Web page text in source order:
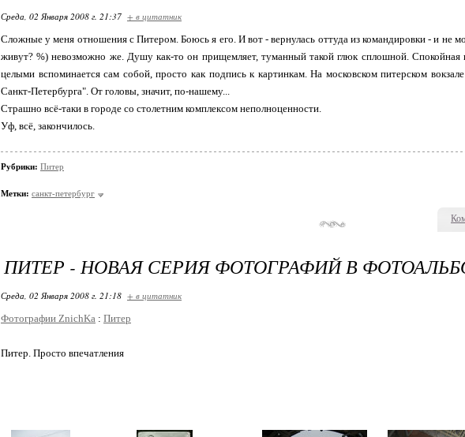
Среда, 02 Января 2008 г. 21:37 + в цитатник
Сложные у меня отношения с Питером. Боюсь я его. И вот - вернулась оттуда из командировки - и не
живут? %) невозможно же. Душу как-то он прищемляет, туманный такой глюк сплошной. Спокойная
целыми вспоминается сам собой, просто как подпись к картинкам. На московском питерском
Санкт-Петербурга". От головы, значит, по-нашему...
Страшно всё-таки в городе со столетним комплексом неполноценности.
Уф, всё, закончилось.
Рубрики: Питер
Метки: санкт-петербург
ПИТЕР - НОВАЯ СЕРИЯ ФОТОГРАФИЙ В
Среда, 02 Января 2008 г. 21:18 + в цитатник
Фотографии ZnichKa : Питер
Питер. Просто впечатления